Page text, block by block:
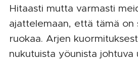
Hitaasti mutta varmasti
ajattelemaan, että tämä on
ruokaa. Arjen
nukutuista yöunista johtuva